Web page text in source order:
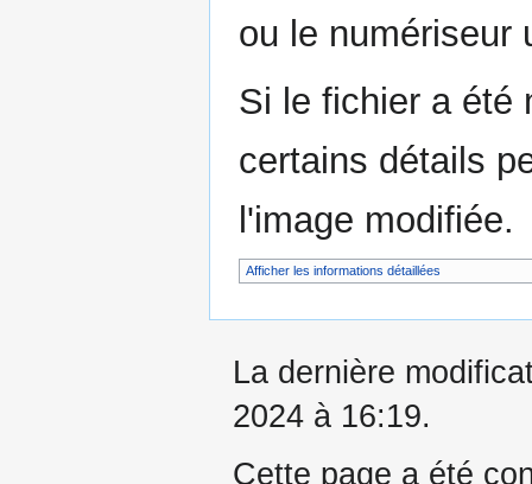
ou le numériseur
Si le fichier a été
certains détails
l'image modifiée.
Afficher les informations détaillées
La dernière
2024 à 16:19.
Cette page a été